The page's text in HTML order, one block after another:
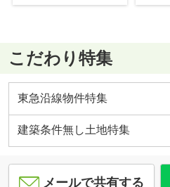
こだわり特集
東急沿線物件特集
建築条件無し土地特集
メールで共有する